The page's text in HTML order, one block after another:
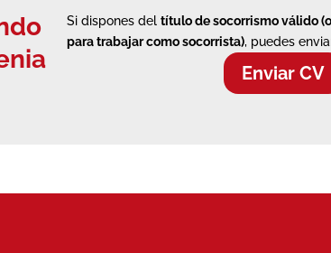
Si dispones deltítulo de socorrismo válido
para trabajar como socorrista), puedes
Enviar CV